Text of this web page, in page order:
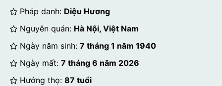
Pháp danh: Diệu Hương
Nguyên quán: Hà Nội, Việt Nam
Ngày năm sinh: 7 tháng 1 năm 1940
Ngày mất: 7 tháng 6 năm 2026
Hưởng thọ: 87 tuổi